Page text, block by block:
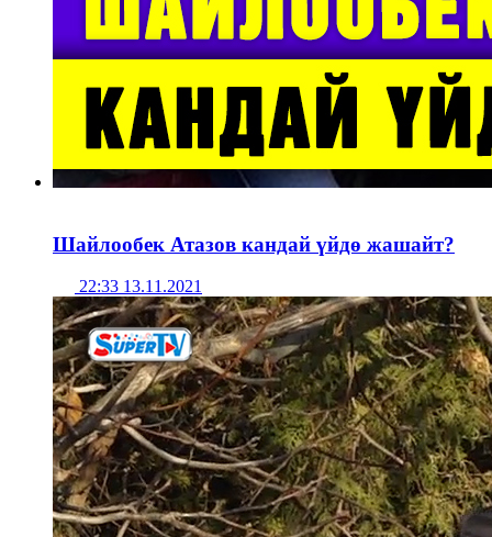
Шайлообек Атазов кандай үйдө жашайт?
22:33 13.11.2021